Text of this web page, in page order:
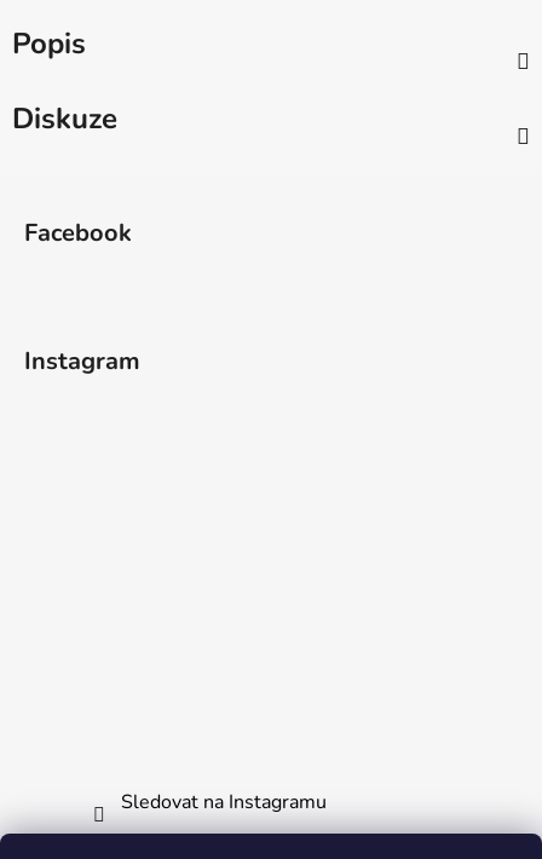
Popis
Diskuze
Facebook
Instagram
Sledovat na Instagramu